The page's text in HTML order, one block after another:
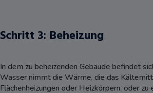
Schritt 3: Beheizung
In dem zu beheizenden Gebäude befindet
Wasser nimmt die Wärme, die das
Flächenheizungen oder Heizkörpern, oder